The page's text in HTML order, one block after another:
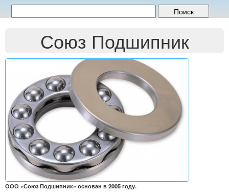
Союз Подшипник
ООО «Союз Подшипник» основан в 2005 году.